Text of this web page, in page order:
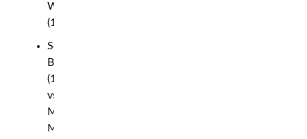
Weili
(124.6)
Sean
Brady
(169.4)
vs.
Michael
Morales